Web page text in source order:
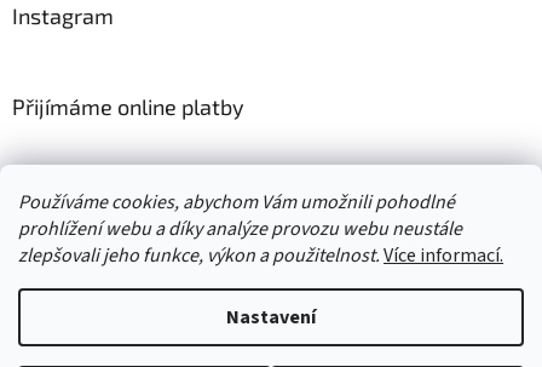
Používáme cookies, abychom Vám umožnili pohodlné
prohlížení webu a díky analýze provozu webu neustále
zlepšovali jeho funkce, výkon a použitelnost.Více informací.
Nastavení
Instagram
Přijímáme online platby